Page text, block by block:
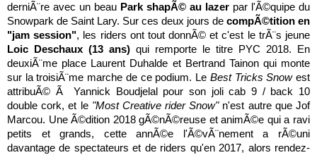
derniÃ¨re avec un beau Park shapÃ© au lazer par l'Ã©quipe du
Snowpark de Saint Lary. Sur ces deux jours de compÃ©tition en
"jam session", les riders ont tout donnÃ© et c'est le trÃ¨s jeune
Loic Deschaux (13 ans) qui remporte le titre PYC 2018. En
deuxiÃ¨me place Laurent Duhalde et Bertrand Tainon qui monte
sur la troisiÃ¨me marche de ce podium. Le Best Tricks Snowest
attribuÃ© Ã Yannick Boudjelal pour son joli cab 9 / back 10
double cork, et le "Most Creative rider Snow"n'est autre que Jof
Marcou. Une Ã©dition 2018 gÃ©nÃ©reuse et animÃ©e qui a ravi
petits et grands, cette annÃ©e l'Ã©vÃ¨nement a rÃ©uni
davantage de spectateurs et de riders qu'en 2017, alors rendez-